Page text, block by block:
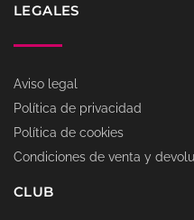
LEGALES
Aviso legal
Política de privacidad
Política de cookies
Condiciones de venta y
CLUB